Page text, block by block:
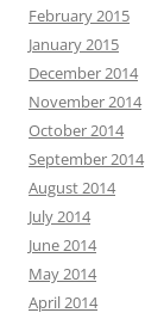
February 2015
January 2015
December 2014
November 2014
October 2014
September 2014
August 2014
July 2014
June 2014
May 2014
April 2014